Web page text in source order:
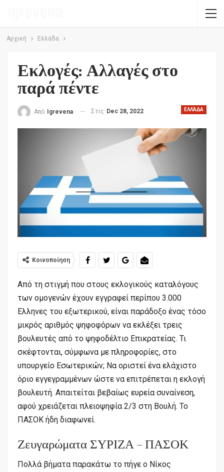
Αρχική Ελλάδα
Εκλογές: Αλλαγές στο
παρά πέντε
ΕΛΛΆΔΑ
Από Igrevena Στις Dec 28, 2022
Κοινοποίηση
Από τη στιγμή που στους εκλογικούς καταλόγους
των ομογενών έχουν εγγραφεί περίπου 3.000
Ελληνες του εξωτερικού, είναι παράδοξο ένας τόσο
μικρός αριθμός ψηφοφόρων να εκλέξει τρεις
βουλευτές από το ψηφοδέλτιο Επικρατείας. Τι
σκέφτονται, σύμφωνα με πληροφορίες, στο
υπουργείο Εσωτερικών; Να οριστεί ένα ελάχιστο
όριο εγγεγραμμένων ώστε να επιτρέπεται η εκλογή
βουλευτή. Απαιτείται βεβαίως ευρεία συναίνεση,
αφού χρειάζεται πλειοψηφία 2/3 στη Βουλή. Το
ΠΑΣΟΚ ήδη διαφωνεί.
Ζευγαρώματα ΣΥΡΙΖΑ – ΠΑΣΟΚ
Πολλά βήματα παρακάτω το πήγε ο Νίκος